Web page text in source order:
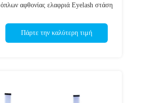
όπλων αφθονίας ελαφριά Eyelash στάση
Πάρτε την καλύτερη τιμή